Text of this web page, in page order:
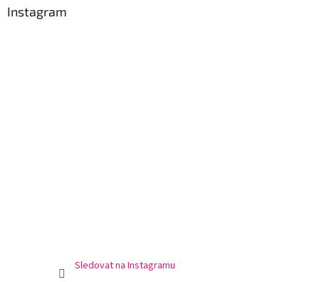
Instagram
Sledovat na Instagramu